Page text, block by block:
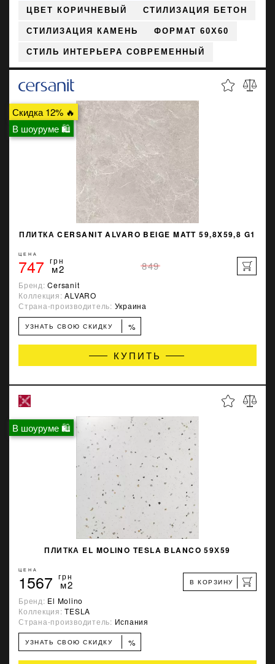
ЦВЕТ КОРИЧНЕВЫЙ СТИЛИЗАЦИЯ БЕТОН
СТИЛИЗАЦИЯ КАМЕНЬ ФОРМАТ 60X60
СТИЛЬ ИНТЕРЬЕРА СОВРЕМЕННЫЙ
Скидка 12% 🔥
В шоуруме 🛍
ПЛИТКА CERSANIT ALVARO BEIGE MATT 59,8X59,8 G1
ЦЕНА
747 грн
м2 849
Бренд:Cersanit
Коллекция:ALVARO
Страна-производитель: Украина
УЗНАТЬ СВОЮ СКИДКУ %
КУПИТЬ
В шоуруме 🛍
ПЛИТКА EL MOLINO TESLA BLANCO 59Х59
ЦЕНА
1567 грн
м2 В КОРЗИНУ
Бренд: El Molino
Коллекция:TESLA
Страна-производитель: Испания
УЗНАТЬ СВОЮ СКИДКУ %